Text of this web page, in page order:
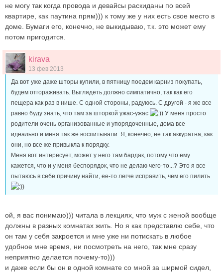
не могу так когда провода и девайсы раскиданы по всей
квартире, как паутина прям))) к тому же у них есть свое место в
доме. Бумаги его, конечно, не выкидываю, т.к. это может ему
потом пригодится.
kirava
13 фев 2013
Да вот уже даже шторы купили, в пятницу поедем карниз покупать,
будем отгораживать. Выглядеть должно симпатично, так как его
пещера как раз в нише. С одной стороны, радуюсь. С другой - я же все
равно буду знать, что там за шторкой ужас-ужас
) У меня просто
родители очень организованные и упорядоченные, дома все
идеально и меня так же воспитывали. Я, конечно, не так аккуратна, как
они, но все же привыкла к порядку.
Меня вот интересует, может у него там бардак, потому что ему
кажется, что и у меня беспорядок, что не делаю чего-то...? Это я все
пытаюсь в себе причину найти, ее-то легче исправить, чем его пилить
)
ой, я вас понимаю))) читала в лекциях, что муж с женой вообще
должны в разных комнатах жить. Но я как представлю себе, что
он там у себя закроется и мне уже ни потискать в любое
удобное мне время, ни посмотреть на него, так мне сразу
неприятно делается почему-то)))
и даже если бы он в одной комнате со мной за ширмой сидел,